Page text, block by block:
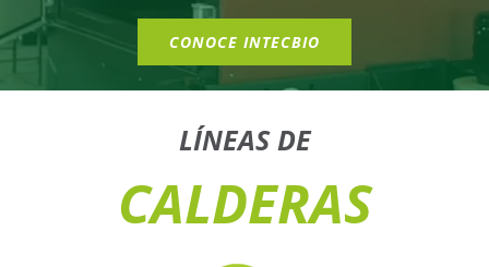
CONOCE INTECBIO
LÍNEAS DE
CALDERAS